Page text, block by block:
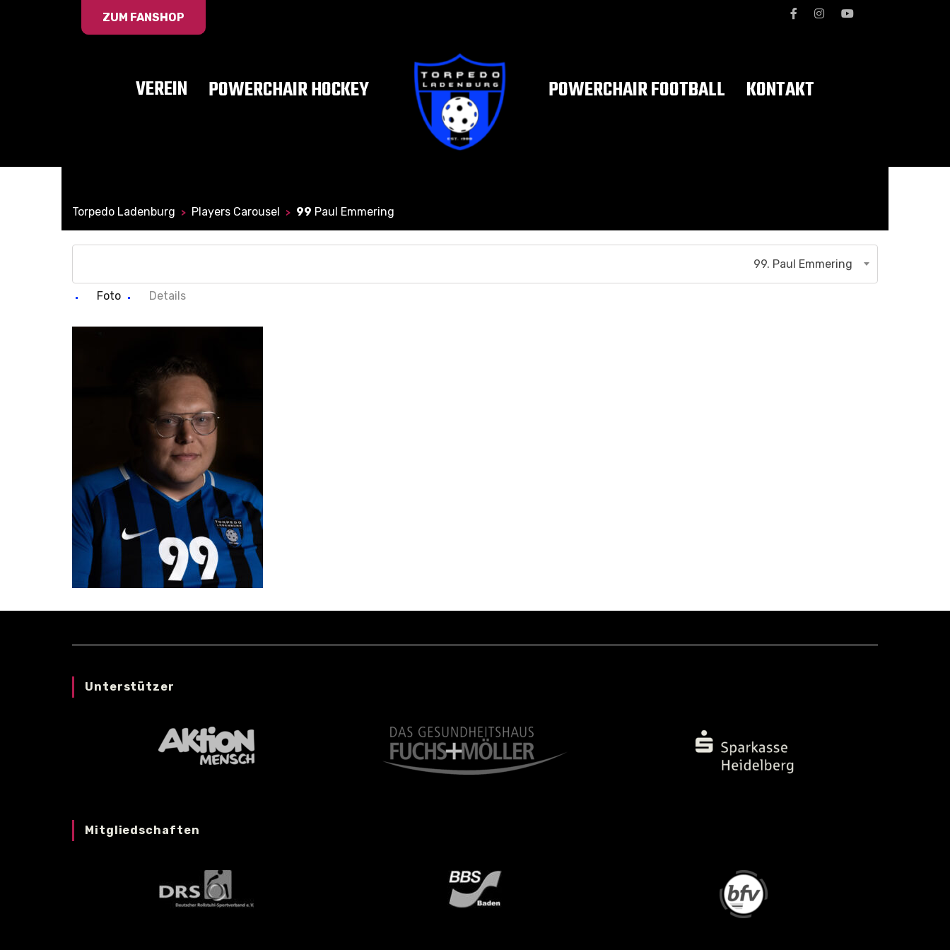
ZUM FANSHOP
VEREIN POWERCHAIR HOCKEY POWERCHAIR FOOTBALL KONTAKT
Torpedo Ladenburg > Players Carousel > 99 Paul Emmering
99. Paul Emmering
Foto Details
Unterstützer
Mitgliedschaften